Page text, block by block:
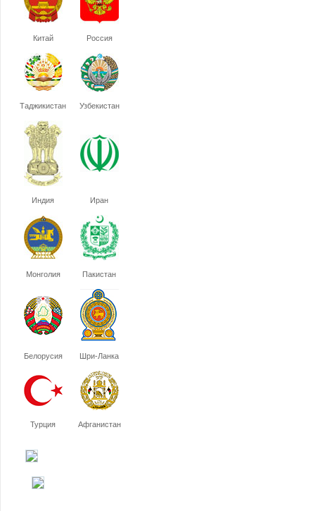
Китай Россия
Таджикистан Узбекистан
Индия Иран
Монголия Пакистан
Белорусия Шри-Ланка
Турция Афганистан